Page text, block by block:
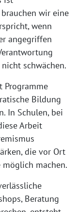
wir eine
wenn
angegriffen
schwächen.
Programme
Bildung
In Schulen, bei
Arbeit
die vor Ort
machen.
Beratung